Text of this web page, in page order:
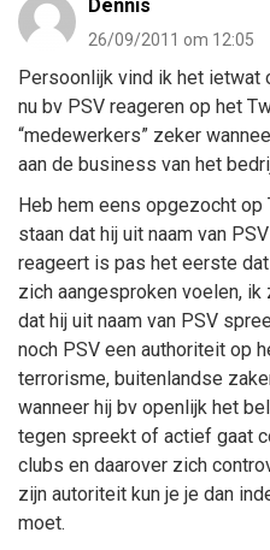
Dennis
26/09/2011 om 12:05
Persoonlijk vind ik het ietwat
nu bv PSV reageren op het
“medewerkers” zeker
aan de business van het
Heb hem eens opgezocht
staan dat hij uit naam van
reageert is pas het eerste
zich aangesproken voelen,
dat hij uit naam van PSV
noch PSV een authoriteit op
terrorisme, buitenlandse
wanneer hij bv openlijk het
tegen spreekt of actief gaat
clubs en daarover zich
zijn autoriteit kun je je dan
moet.